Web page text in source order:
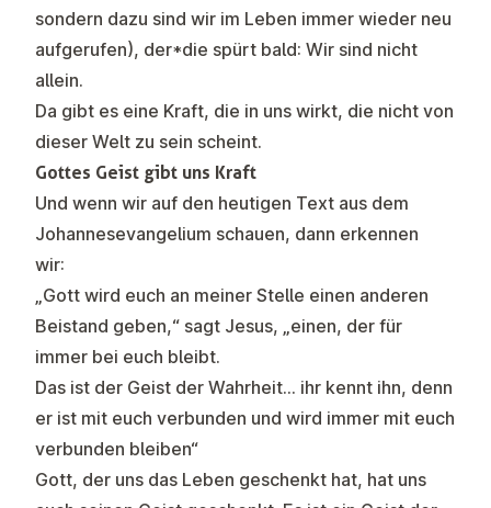
sondern dazu sind wir im Leben immer wieder neu
aufgerufen), der*die spürt bald: Wir sind nicht
allein.
Da gibt es eine Kraft, die in uns wirkt, die nicht von
dieser Welt zu sein scheint.
Gottes Geist gibt uns Kraft
Und wenn wir auf den heutigen Text aus dem
Johannesevangelium schauen, dann erkennen
wir:
„Gott wird euch an meiner Stelle einen anderen
Beistand geben,“ sagt Jesus, „einen, der für
immer bei euch bleibt.
Das ist der Geist der Wahrheit… ihr kennt ihn, denn
er ist mit euch verbunden und wird immer mit euch
verbunden bleiben“
Gott, der uns das Leben geschenkt hat, hat uns